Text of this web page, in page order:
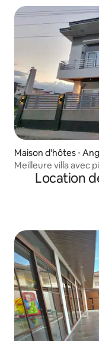
Maison d'hôtes ⋅
Meilleure villa avec
Location